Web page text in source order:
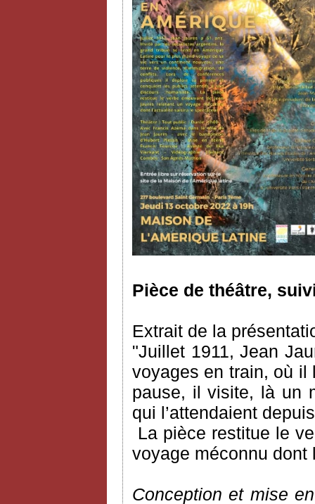
Pièce de théâtre,
Extrait de la
"Juillet 1911, Jean
voyages en train, où il
pause, il visite, là un
qui l’attendaient
La pièce restitue le
voyage méconnu dont
Conception et mise